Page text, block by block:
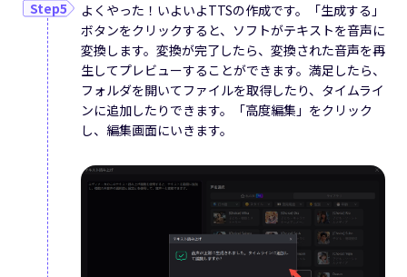
よくやった！いよいよTTSの作成です。「生成する」
ボタンをクリックすると、ソフトがテキストを音声に
変換します。変換が完了したら、変換された音声を再
生してプレビューすることができます。満足したら、
フォルダを開いてファイルを取得したり、タイムライ
ンに追加したりできます。「高度編集」をクリック
し、編集画面にいきます。